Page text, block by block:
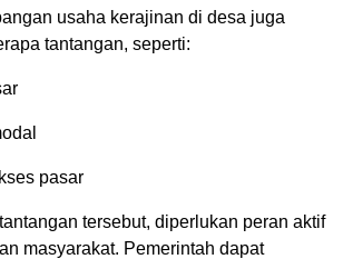
usaha kerajinan di desa juga
tantangan, seperti:
pasar
tersebut, diperlukan peran aktif
masyarakat. Pemerintah dapat